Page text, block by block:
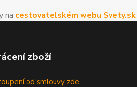
na cestovatelském webu Svety.sk
zboží
od smlouvy zde